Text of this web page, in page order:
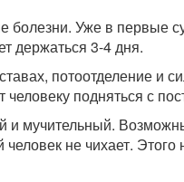
болезни. Уже в первые
держаться 3-4 дня.
потоотделение и
подняться с
и мучительный.
не чихает. Этого